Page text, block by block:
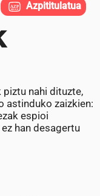
piztu nahi dituzte,
astinduko zaizkien:
espioi
han desagertu
Azpititulatua